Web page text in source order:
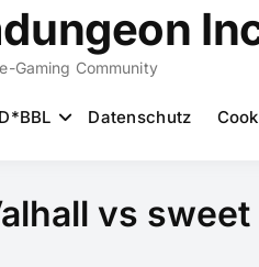
Gaming Community
Datenschutz
vs sweet